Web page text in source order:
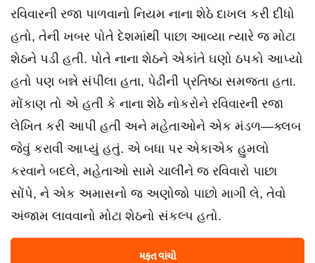
રવિવારની રજા પાળવાનો નિયમ નાના શેઠે દાખલ કરી દીધો
હતો, તેની ખબર પોતે દેશમાંથી પાછા આવ્યા ત્યારે જ મોટા
શેઠને પડી હતી. પોતે નાના શેઠને એકાંતે ઘણો ઠપકો આપ્યો
હતો પણ બન્ને સંપીલા હતા, પેઢીની પ્રતિષ્ઠા સમજતા હતા.
મોંકાણ તો એ હતી કે નાના શેઠે નોકરોને રવિવારની રજા
લેખિત કરી આપી હતી અને મહેતાઓને એક મંડળ—ક્લબ
જેવું કરાવી આપ્યું હતું. એ બધા પર એકાએક હુમલો
કરવાને બદલે, મહેતાઓ સામે ચાલીને જ રવિવારો પાછા
સોંપે, ને એક અમાસનો જ અણોજો પાછો માગી લે, તેવો
અંજામ લાવવાનો મોટા શેઠનો સંકલ્પ હતો.
મફત વાંચો